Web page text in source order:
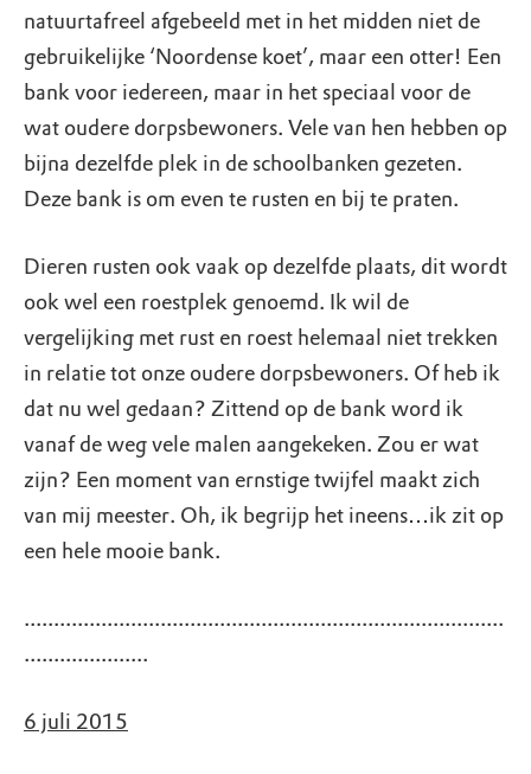
natuurtafreel afgebeeld met in het midden niet de
gebruikelijke ‘Noordense koet’, maar een otter! Een
bank voor iedereen, maar in het speciaal voor de
wat oudere dorpsbewoners. Vele van hen hebben op
bijna dezelfde plek in de schoolbanken gezeten.
Deze bank is om even te rusten en bij te praten.
Dieren rusten ook vaak op dezelfde plaats, dit wordt
ook wel een roestplek genoemd. Ik wil de
vergelijking met rust en roest helemaal niet trekken
in relatie tot onze oudere dorpsbewoners. Of heb ik
dat nu wel gedaan? Zittend op de bank word ik
vanaf de weg vele malen aangekeken. Zou er wat
zijn? Een moment van ernstige twijfel maakt zich
van mij meester. Oh, ik begrijp het ineens…ik zit op
een hele mooie bank.
.................................................................................
.....................
6 juli 2015